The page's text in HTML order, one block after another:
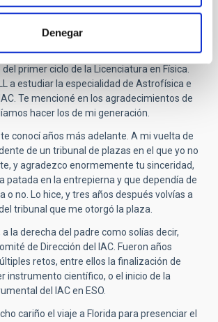
Denegar
30 años hemos urdido una relación de
me considero muy afortunado.
ni siquiera te acordarás, cuando yo era un
primer ciclo de la Licenciatura en Física.
a estudiar la especialidad de Astrofísica e
Te mencioné en los agradecimientos de
hacer los de mi generación.
conocí años más adelante. A mi vuelta de
de un tribunal de plazas en el que yo no
y agradezco enormemente tu sinceridad,
patada en la entrepierna y que dependía de
o no. Lo hice, y tres años después volvías a
tribunal que me otorgó la plaza.
la derecha del padre como solías decir,
de Dirección del IAC. Fueron años
retos, entre ellos la finalización de
instrumento científico, o el inicio de la
del IAC en ESO.
cariño el viaje a Florida para presenciar el